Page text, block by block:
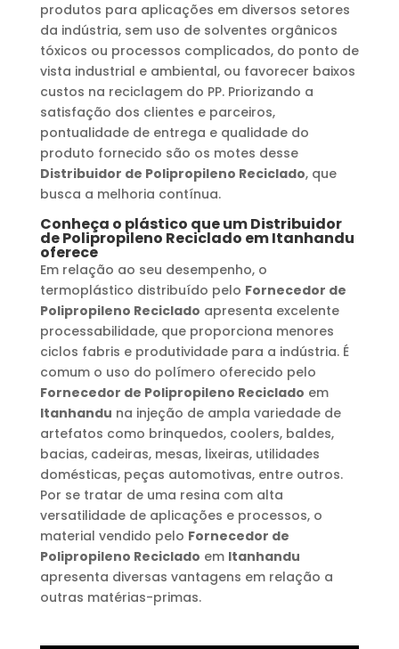
produtos para aplicações em diversos setores
da indústria, sem uso de solventes orgânicos
tóxicos ou processos complicados, do ponto de
vista industrial e ambiental, ou favorecer baixos
custos na reciclagem do PP. Priorizando a
satisfação dos clientes e parceiros,
pontualidade de entrega e qualidade do
produto fornecido são os motes desse
Distribuidor de Polipropileno Reciclado, que
busca a melhoria contínua.
Conheça o plástico que umDistribuidor
de Polipropileno Reciclado emItanhandu
oferece
Em relação ao seu desempenho, o
termoplástico distribuído pelo Fornecedor de
Polipropileno Reciclado apresenta excelente
processabilidade, que proporciona menores
ciclos fabris e produtividade para a indústria. É
comum o uso do polímero oferecido pelo
Fornecedor de Polipropileno Reciclado em
Itanhandu na injeção de ampla variedade de
artefatos como brinquedos, coolers, baldes,
bacias, cadeiras, mesas, lixeiras, utilidades
domésticas, peças automotivas, entre outros.
Por se tratar de uma resina com alta
versatilidade de aplicações e processos, o
material vendido pelo Fornecedor de
Polipropileno Reciclado em Itanhandu
apresenta diversas vantagens em relação a
outras matérias-primas.